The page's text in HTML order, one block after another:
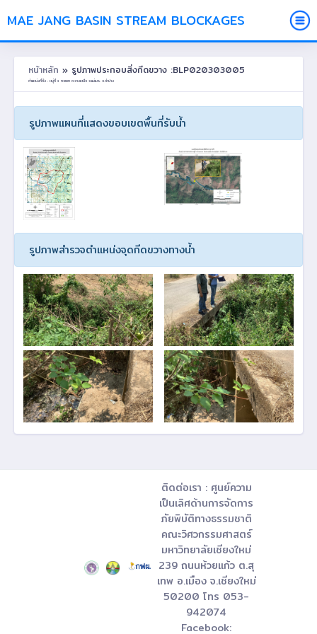
MAE JANG BASIN STREAM BLOCKAGES
หน้าหลัก » รูปภาพประกอบสิ่งกีดขวาง :BLP020303005
ตำแหน่งที่ตั้ง : หมู่ที่ 3 กอรวก ต.จางเหนือ อ.แม่เมาะ จ.ลำปาง
รูปภาพแผนที่แสดงขอบเขตพื้นที่รับน้ำ
รูปภาพสำรวจตำแหน่งจุดกีดขวางทางน้ำ
ติดต่อเรา : ศูนย์ความ
เป็นเลิศด้านการจัดการ
ภัยพิบัติทางธรรมชาติ
คณะวิศวกรรมศาสตร์
มหาวิทยาลัยเชียงใหม่
239 ถนนห้วยแก้ว ต.สุ
เทพ อ.เมือง จ.เชียงใหม่
50200 โทร 053-
942074
Facebook: